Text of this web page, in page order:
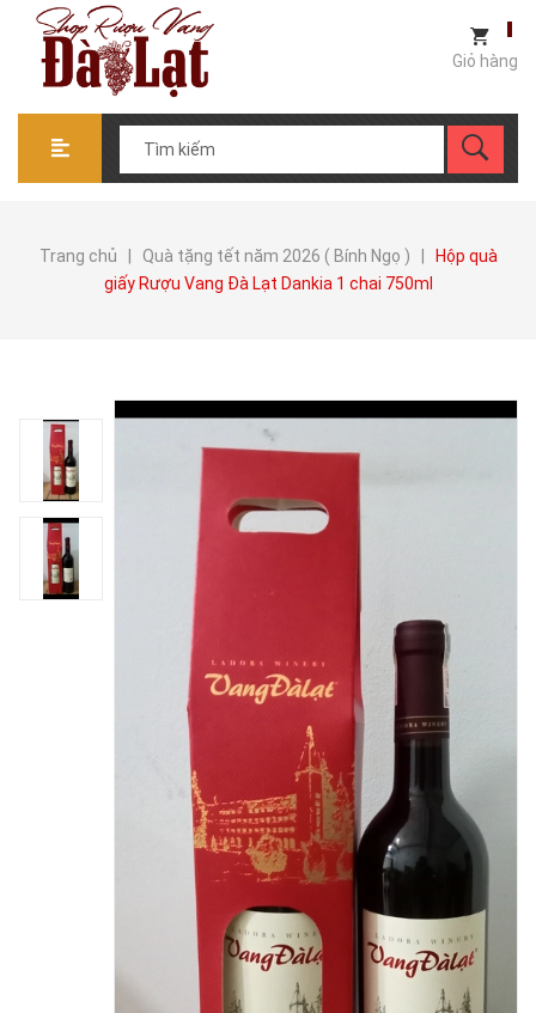
Giỏ hàng
Trang chủ Quà tặng tết năm 2026 ( Bính Ngọ )
Hộp quà
giấy Rượu Vang Đà Lạt Dankia 1 chai 750ml